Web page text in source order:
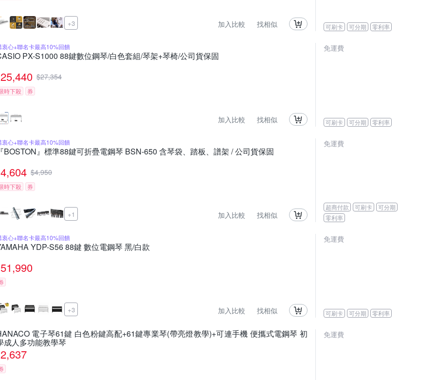
+3 加入比較 找相似 可刷卡 可分期 零利率
衷心+聯名卡最高10%回饋
PX-S1000 88鍵數位鋼琴/白色套組/琴架+琴椅/公司貨保固
25,440 $27,354
時下殺 券
加入比較 找相似
免運費
可刷卡 可分期 零利率
衷心+聯名卡最高10%回饋
BOSTON』標準88鍵可折疊電鋼琴 BSN-650 含琴袋、踏板、譜架 / 公司貨保固
4,604 $4,950
時下殺 券
+1 加入比較 找相似
免運費
超商付款 可刷卡
可分期
零利率
衷心+聯名卡最高10%回饋
YDP-S56 88鍵 數位電鋼琴 黑/白款
51,990
+3 加入比較 找相似
免運費
可刷卡 可分期 零利率
電子琴61鍵 白色粉鍵高配+61鍵專業琴(帶亮燈教學)+可連手機 便攜式電鋼琴 初
成人多功能教學琴
2,637
免運費